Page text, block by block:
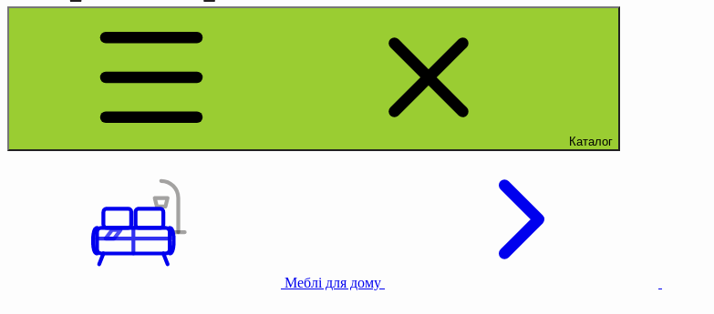
Каталог
Меблі для дому